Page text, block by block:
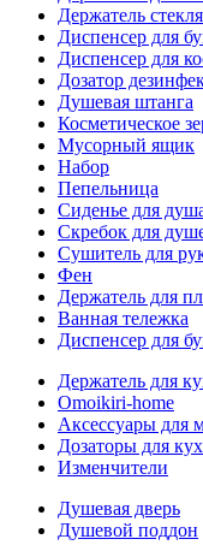
Держатель
Диспенсер для
Диспенсер для
Дозатор
Душевая штанга
Косметическое
Мусорный ящик
Набор
Пепельница
Сиденье для
Скребок для
Сушитель для
Фен
Держатель для
Ванная тележка
Диспенсер для
Держатель для
Omoikiri-home
Аксессуары для
Дозаторы для
Изменчители
Душевая дверь
Душевой поддон